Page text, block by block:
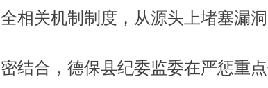
相关机制制度，从源头上堵塞漏
结合，德保县纪委监委在严惩重